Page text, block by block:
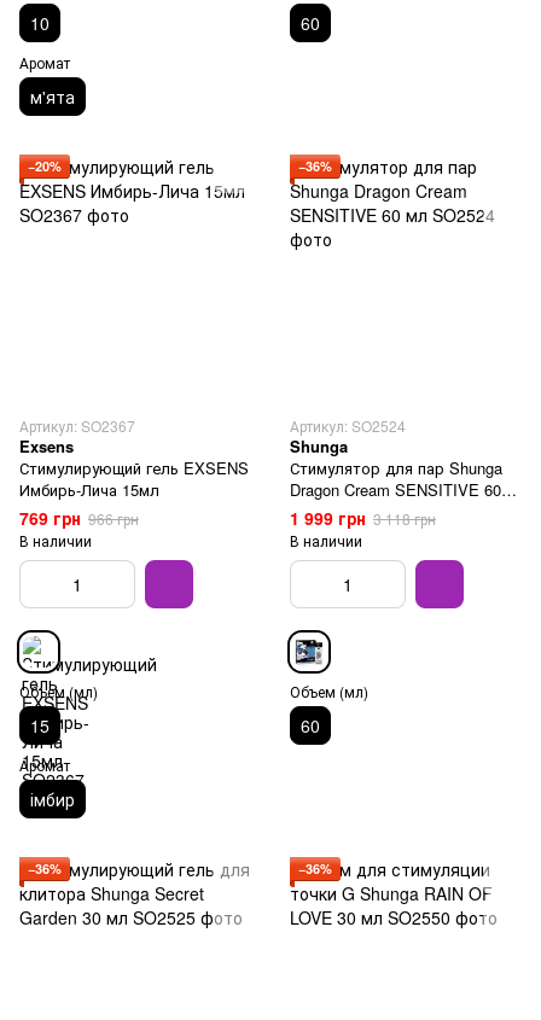
10
Аромат
м'ята
60
−20%
Артикул: SO2367
Exsens
Стимулирующий гель EXSENS
Имбирь-Лича 15мл
769 грн 966 грн
В наличии
Объем (мл)
15
Аромат
імбир
−36%
Артикул: SO2524
Shunga
Стимулятор для пар Shunga
Dragon Cream SENSITIVE 60
мл
1 999 грн 3 118 грн
В наличии
Объем (мл)
60
−36% −36%